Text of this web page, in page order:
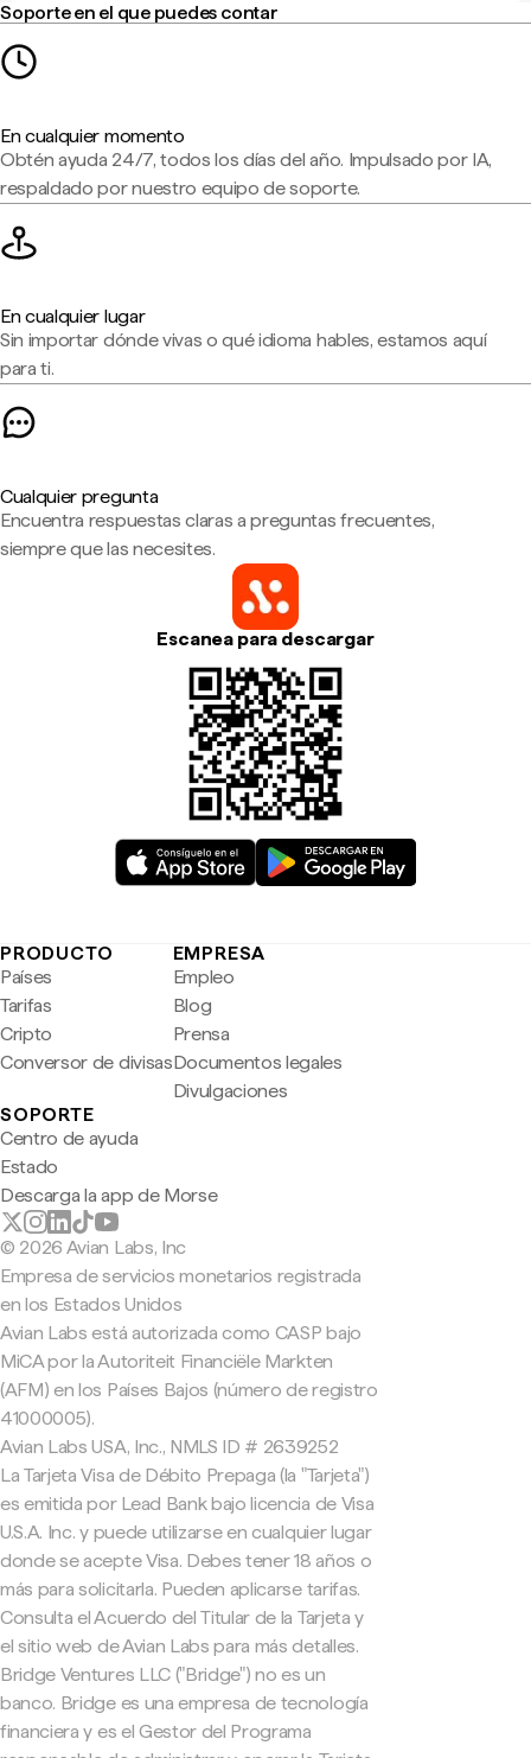
Soporte en el que puedes contar
En cualquier momento
Obtén ayuda 24/7, todos los días del año. Impulsado por IA,
respaldado por nuestro equipo de soporte.
En cualquier lugar
Sin importar dónde vivas o qué idioma hables, estamos aquí
para ti.
Cualquier pregunta
Encuentra respuestas claras a preguntas frecuentes,
siempre que las necesites.
Escanea para descargar
PRODUCTO
Países
Tarifas
Cripto
Conversor de divisas
EMPRESA
Empleo
Blog
Prensa
Documentos legales
Divulgaciones
SOPORTE
Centro de ayuda
Estado
Descarga la app de Morse
© 2026 Avian Labs, Inc
Empresa de servicios monetarios registrada
en los Estados Unidos
Avian Labs está autorizada como CASP bajo
MiCA por la Autoriteit Financiële Markten
(AFM) en los Países Bajos (número de registro
41000005).
Avian Labs USA, Inc., NMLS ID # 2639252
La Tarjeta Visa de Débito Prepaga (la "Tarjeta")
es emitida por Lead Bank bajo licencia de Visa
U.S.A. Inc. y puede utilizarse en cualquier lugar
donde se acepte Visa. Debes tener 18 años o
más para solicitarla. Pueden aplicarse tarifas.
Consulta el Acuerdo del Titular de la Tarjeta y
el sitio web de Avian Labs para más detalles.
Bridge Ventures LLC ("Bridge") no es un
banco. Bridge es una empresa de tecnología
financiera y es el Gestor del Programa